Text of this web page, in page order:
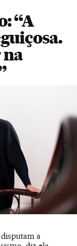
“A
na
a